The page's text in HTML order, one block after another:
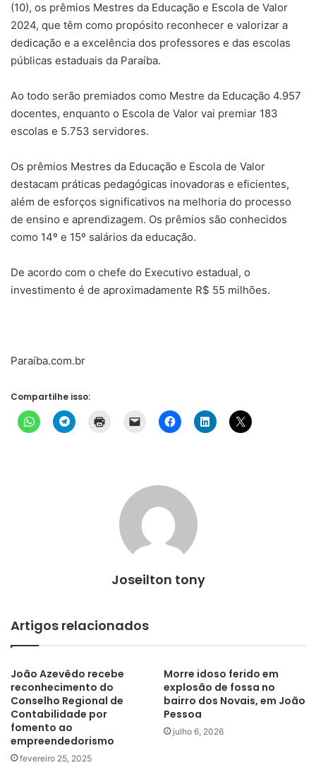
(10), os prêmios Mestres da Educação e Escola de Valor
2024, que têm como propósito reconhecer e valorizar a
dedicação e a excelência dos professores e das escolas
públicas estaduais da Paraíba.
Ao todo serão premiados como Mestre da Educação 4.957
docentes, enquanto o Escola de Valor vai premiar 183
escolas e 5.753 servidores.
Os prêmios Mestres da Educação e Escola de Valor
destacam práticas pedagógicas inovadoras e eficientes,
além de esforços significativos na melhoria do processo
de ensino e aprendizagem. Os prêmios são conhecidos
como 14º e 15º salários da educação.
De acordo com o chefe do Executivo estadual, o
investimento é de aproximadamente R$ 55 milhões.
Paraíba.com.br
Compartilhe isso:
Joseilton tony
Artigos relacionados
João Azevêdo recebe
reconhecimento do
Conselho Regional de
Contabilidade por
fomento ao
empreendedorismo
fevereiro 25, 2025
Morre idoso ferido em
explosão de fossa no
bairro dos Novais, em João
Pessoa
julho 6, 2026